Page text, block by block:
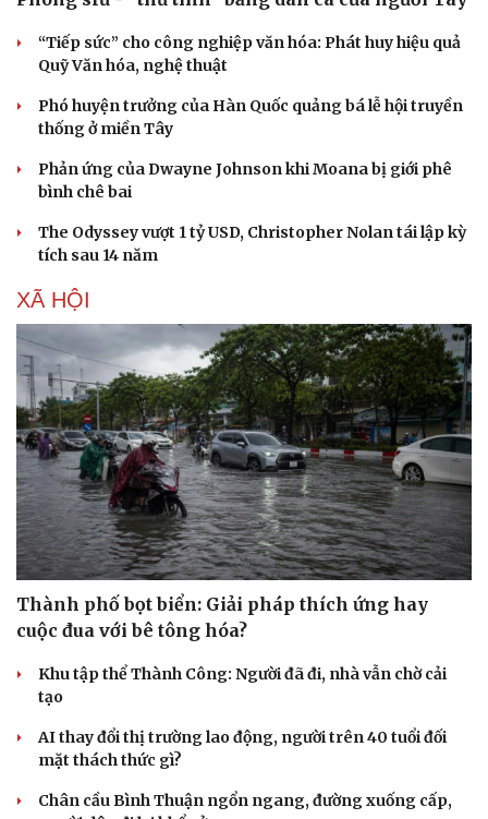
Văn hóa
Sân khấu - Điện ảnh
Âm nhạc
Di sản
Giải trí
Sao Việt
“Tiếp sức” cho công nghiệp văn hóa: Phát huy hiệu quả
Quỹ Văn hóa, nghệ thuật
Phó huyện trưởng của Hàn Quốc quảng bá lễ hội truyền
thống ở miền Tây
Phản ứng của Dwayne Johnson khi Moana bị giới phê
bình chê bai
The Odyssey vượt 1 tỷ USD, Christopher Nolan tái lập kỳ
tích sau 14 năm
XÃ HỘI
Thành phố bọt biển: Giải pháp thích ứng hay
cuộc đua với bê tông hóa?
Khu tập thể Thành Công: Người đã đi, nhà vẫn chờ cải
tạo
AI thay đổi thị trường lao động, người trên 40 tuổi đối
mặt thách thức gì?
Chân cầu Bình Thuận ngổn ngang, đường xuống cấp,